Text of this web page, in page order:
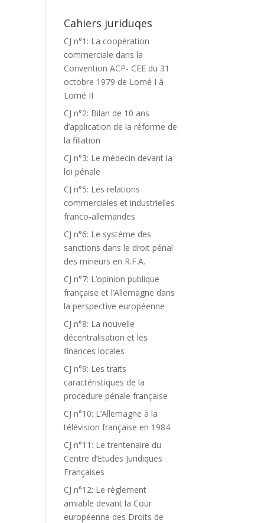
Cahiers juriduqes
CJ n°1: La coopération
commerciale dans la
Convention ACP- CEE du 31
octobre 1979 de Lomé I à
Lomé II
CJ n°2: Bilan de 10 ans
d’application de la réforme de
la filiation
CJ n°3: Le médecin devant la
loi pénale
CJ n°5: Les relations
commerciales et industrielles
franco-allemandes
CJ n°6: Le système des
sanctions dans le droit pénal
des mineurs en R.F.A.
CJ n°7: L’opinion publique
française et l’Allemagne dans
la perspective européenne
CJ n°8: La nouvelle
décentralisation et les
finances locales
CJ n°9: Les traits
caractéristiques de la
procedure pénale française
CJ n°10: L’Allemagne à la
télévision française en 1984
CJ n°11: Le trentenaire du
Centre d’Etudes Juridiques
Françaises
CJ n°12: Le règlement
amiable devant la Cour
européenne des Droits de